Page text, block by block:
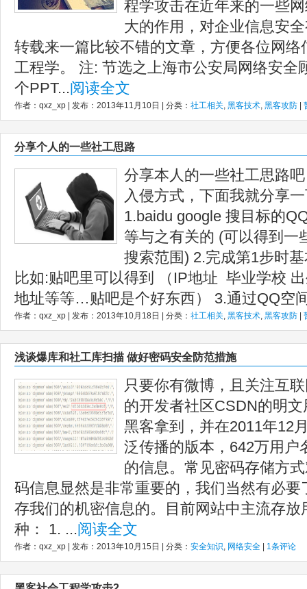
程学攻击在近年来的一些
大的作用，对企业信息安
转载来一篇比较不错的文章，方便各位网
工程学。 注: 节选之上海市公安局网络安全
个PPT...阅读全文
作者：qxz_xp | 发布：2013年11月10日 | 分类： 社工相关, 黑客技术, 黑客攻防
分享个人的一些社工思路
分享本人的一些社工思路
入侵方式，下面我就分享
1.baidu google 搜目标的
等与之有关的 (可以得到一
搜索范围) 2.完成第1步时
比如:贴吧里可以得到 （IP地址 毕业学校
地址等等…贴吧是个好东西） 3.通过QQ空
作者：qxz_xp | 发布：2013年10月18日 | 分类： 社工相关, 黑客技术, 黑客攻防
浅谈爆库和社工库扫描 做好密码安全防范措施
只要你有微博，且关注互
的开发者社区CSDN的明
黑客拿到，并在2011年12
泛传播的版本，642万用户
的信息。常见密码存储方
码信息显然是非常重要的，我们当然有必
存我们的机密信息的。目前网站中主流存
种： 1. ...阅读全文
作者：qxz_xp | 发布：2013年10月15日 | 分类： 安全知识, 网络安全 1条评论